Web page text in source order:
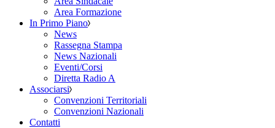
Area Formazione
In Primo Piano
News
Rassegna Stampa
News Nazionali
Eventi/Corsi
Diretta Radio A
Associarsi
Convenzioni Territoriali
Convenzioni Nazionali
Contatti